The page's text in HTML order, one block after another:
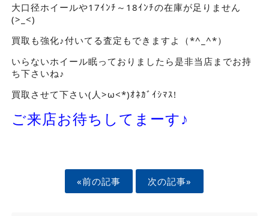
大口径ホイールや17ｲﾝﾁ～18ｲﾝﾁの在庫が足りません
(>_<)
買取も強化♪付いてる査定もできますよ（*^_^*）
いらないホイール眠っておりましたら是非当店までお持
ち下さいね♪
買取させて下さい(人>ω<*)ｵﾈｶﾞｲｼﾏｽ!
ご来店お待ちしてまーす♪
«前の記事 次の記事»